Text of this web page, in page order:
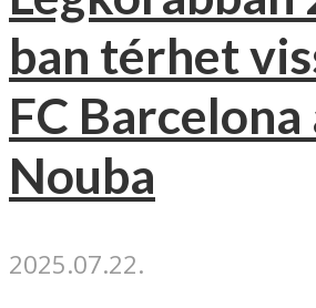
ban térhet
FC Barcelona
Nouba
2025.07.22.